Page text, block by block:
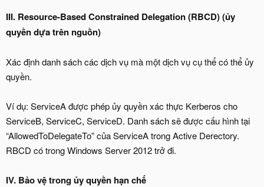
III. Resource-Based Constrained Delegation (RBCD) (ủy
quyền dựa trên nguồn)
Xác định danh sách các dịch vụ mà một dịch vụ cụ thể có thể ủy
quyền.
Ví dụ: ServiceA được phép ủy quyền xác thực Kerberos cho
ServiceB, ServiceC, ServiceD. Danh sách sẽ được cấu hình tại
“AllowedToDelegateTo” của ServiceA trong Active Derectory.
RBCD có trong Windows Server 2012 trở đi.
IV. Bảo vệ trong ủy quyền hạn chế